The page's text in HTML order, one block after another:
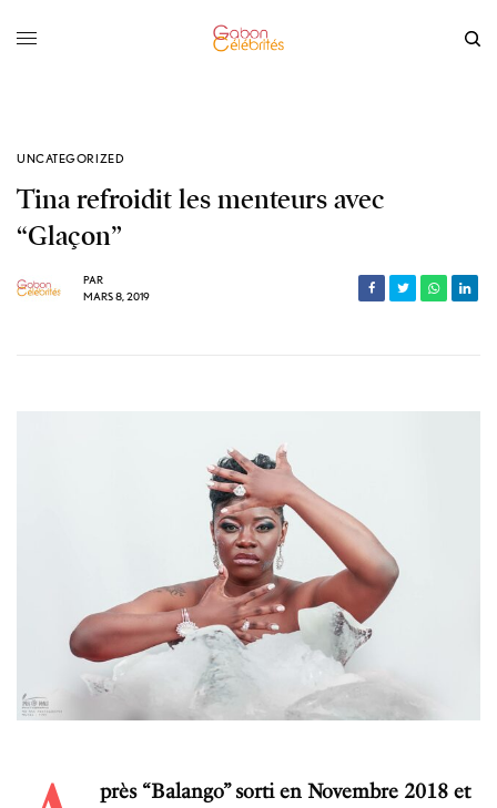
UNCATEGORIZED
Tina refroidit les menteurs avec
“Glaçon”
PAR
MARS 8, 2019
près “Balango” sorti en Novembre 2018 et